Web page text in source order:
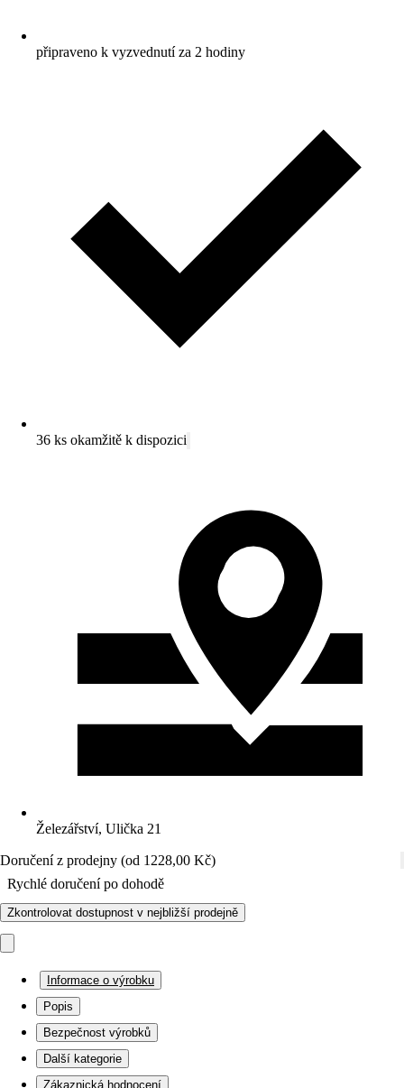
připraveno k vyzvednutí za 2 hodiny
36 ks okamžitě k dispozici
Železářství, Ulička 21
Doručení z prodejny (od 1228,00 Kč)
Rychlé doručení po dohodě
Zkontrolovat dostupnost v nejbližší prodejně
Informace o výrobku
Popis
Bezpečnost výrobků
Další kategorie
Zákaznická hodnocení